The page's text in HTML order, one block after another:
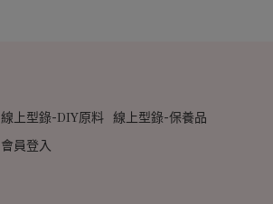
線上型錄-DIY原料 線上型錄-保養品
會員登入